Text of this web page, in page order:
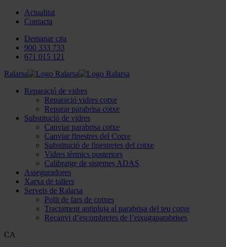
Actualitat
Contacta
Demanar cita
900 333 733
671 015 121
Ralarsa
Reparació de vidres
Reparació vidres cotxe
Reparar parabrisa cotxe
Substitució de vidres
Canviar parabrisa cotxe
Canviar finestres del Cotxe
Substitució de finestretes del cotxe
Vidres tèrmics posteriors
Calibratge de sistemes ADAS
Asseguradores
Xarxa de tallers
Serveis de Ralarsa
Polit de fars de cotxes
Tractament antipluja al parabrisa del teu cotxe
Recanvi d’escombretes de l’eixugaparabrises
CA